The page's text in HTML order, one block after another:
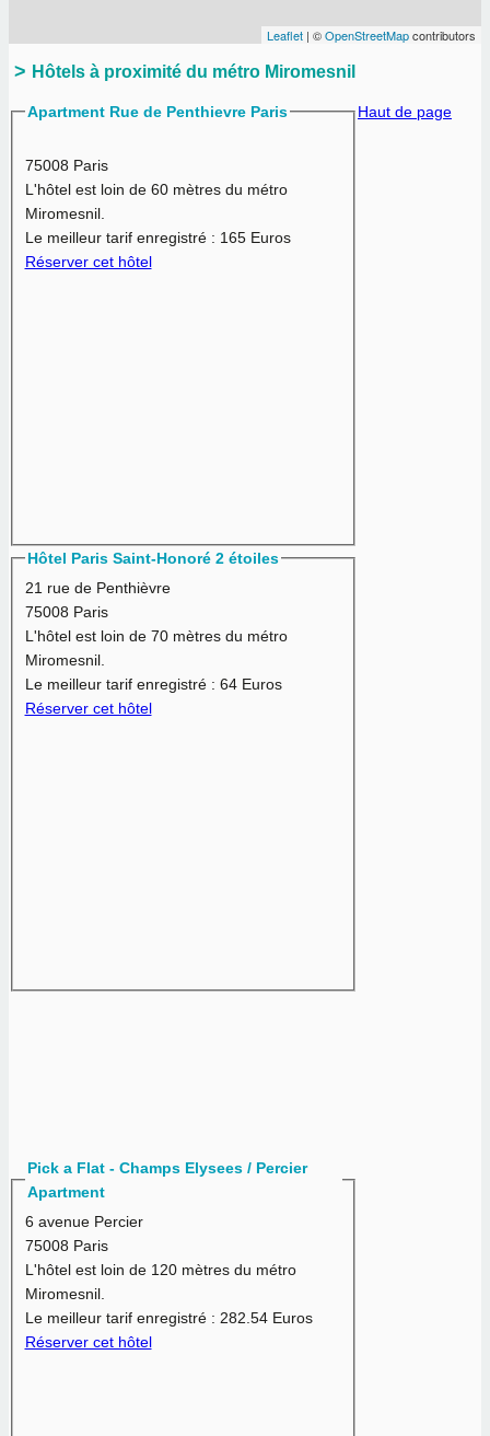
Leaflet | ©OpenStreetMapcontributors
Hôtels à proximité du métro Miromesnil
Apartment Rue de Penthievre Paris
75008 Paris
L'hôtel est loin de 60 mètres du métro
Miromesnil.
Le meilleur tarif enregistré : 165 Euros
Réserver cet hôtel
Hôtel Paris Saint-Honoré 2 étoiles
21 rue de Penthièvre
75008 Paris
L'hôtel est loin de 70 mètres du métro
Miromesnil.
Le meilleur tarif enregistré : 64 Euros
Réserver cet hôtel
Pick a Flat - Champs Elysees / Percier
Apartment
6 avenue Percier
75008 Paris
L'hôtel est loin de 120 mètres du métro
Miromesnil.
Le meilleur tarif enregistré : 282.54 Euros
Réserver cet hôtel
Haut de page